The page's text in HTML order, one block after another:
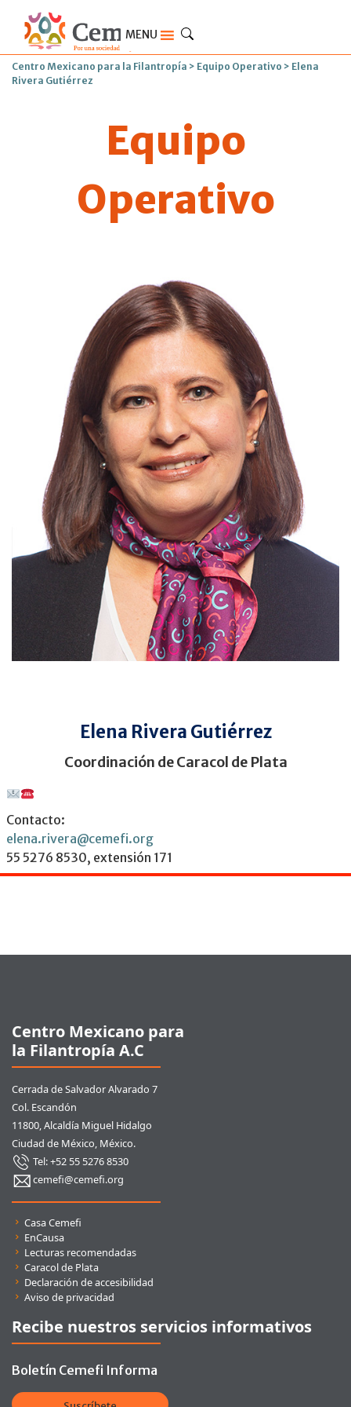
MENU
Centro Mexicano para la Filantropía > Equipo Operativo > Elena
Rivera Gutiérrez
Equipo
Operativo
Elena Rivera Gutiérrez
Coordinación de Caracol de Plata
Contacto:
elena.rivera@cemefi.org
55 5276 8530, extensión 171
Centro Mexicano para
la Filantropía A.C
Cerrada de Salvador Alvarado 7
Col. Escandón
11800, Alcaldía Miguel Hidalgo
Ciudad de México, México.
Tel: +52 55 5276 8530
cemefi@cemefi.org
Enlaces rápidos
Casa Cemefi
EnCausa
Lecturas recomendadas
Caracol de Plata
Declaración de accesibilidad
Aviso de privacidad
Recibe nuestros servicios informativos
Boletín Cemefi Informa